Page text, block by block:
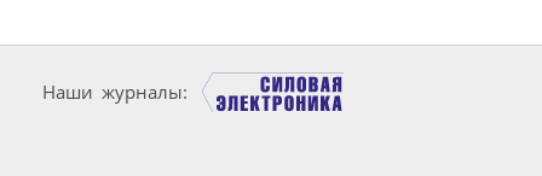
Наши журналы: